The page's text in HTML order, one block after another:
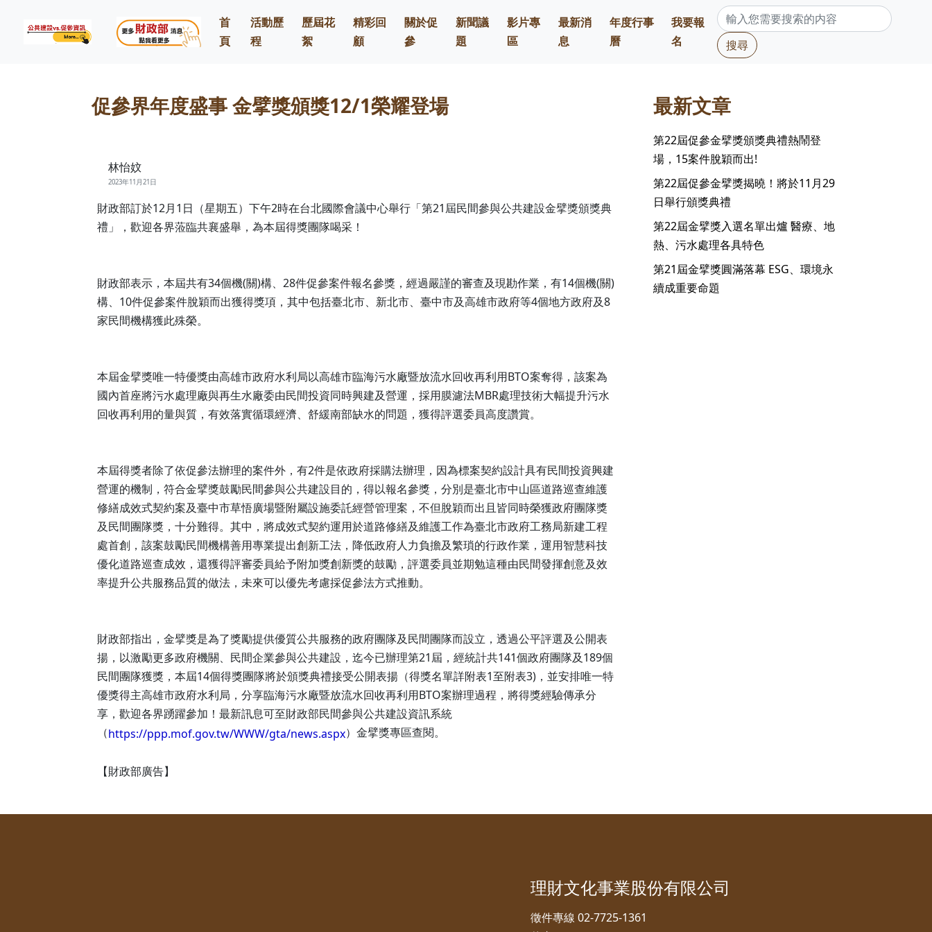
首
頁
活動歷
程
歷屆花
絮
精彩回
顧
關於促
參
新聞議
題
影片專
區
最新消
息
年度行事
曆
我要報
名
搜尋
Previous
促參界年度盛事 金擘獎頒獎12/1榮耀登場
林怡妏
2023年11月21日
財政部訂於12月1日（星期五）下午2時在台北國際會議中心舉行「第21屆民間參與公共建設金擘獎頒獎典
禮」，歡迎各界蒞臨共襄盛舉，為本屆得獎團隊喝采！
財政部表示，本屆共有34個機(關)構、28件促參案件報名參獎，經過嚴謹的審查及現勘作業，有14個機(關)
構、10件促參案件脫穎而出獲得獎項，其中包括臺北市、新北市、臺中市及高雄市政府等4個地方政府及8
家民間機構獲此殊榮。
本屆金擘獎唯一特優獎由高雄市政府水利局以高雄市臨海污水廠暨放流水回收再利用BTO案奪得，該案為
國內首座將污水處理廠與再生水廠委由民間投資同時興建及營運，採用膜濾法MBR處理技術大幅提升污水
回收再利用的量與質，有效落實循環經濟、舒緩南部缺水的問題，獲得評選委員高度讚賞。
本屆得獎者除了依促參法辦理的案件外，有2件是依政府採購法辦理，因為標案契約設計具有民間投資興建
營運的機制，符合金擘獎鼓勵民間參與公共建設目的，得以報名參獎，分別是臺北市中山區道路巡查維護
修繕成效式契約案及臺中市草悟廣場暨附屬設施委託經營管理案，不但脫穎而出且皆同時榮獲政府團隊獎
及民間團隊獎，十分難得。其中，將成效式契約運用於道路修繕及維護工作為臺北市政府工務局新建工程
處首創，該案鼓勵民間機構善用專業提出創新工法，降低政府人力負擔及繁瑣的行政作業，運用智慧科技
優化道路巡查成效，還獲得評審委員給予附加獎創新獎的鼓勵，評選委員並期勉這種由民間發揮創意及效
率提升公共服務品質的做法，未來可以優先考慮採促參法方式推動。
財政部指出，金擘獎是為了獎勵提供優質公共服務的政府團隊及民間團隊而設立，透過公平評選及公開表
揚，以激勵更多政府機關、民間企業參與公共建設，迄今已辦理第21屆，經統計共141個政府團隊及189個
民間團隊獲獎，本屆14個得獎團隊將於頒獎典禮接受公開表揚（得獎名單詳附表1至附表3)，並安排唯一特
優獎得主高雄市政府水利局，分享臨海污水廠暨放流水回收再利用BTO案辦理過程，將得獎經驗傳承分
享，歡迎各界踴躍參加！最新訊息可至財政部民間參與公共建設資訊系統
（https://ppp.mof.gov.tw/WWW/gta/news.aspx）金擘獎專區查閱。
【財政部廣告】
最新文章
第22屆促參金擘獎頒獎典禮熱鬧登
場，15案件脫穎而出!
第22屆促參金擘獎揭曉！將於11月29
日舉行頒獎典禮
第22屆金擘獎入選名單出爐 醫療、地
熱、污水處理各具特色
第21屆金擘獎圓滿落幕 ESG、環境永
續成重要命題
理財文化事業股份有限公司
徵件專線 02-7725-1361